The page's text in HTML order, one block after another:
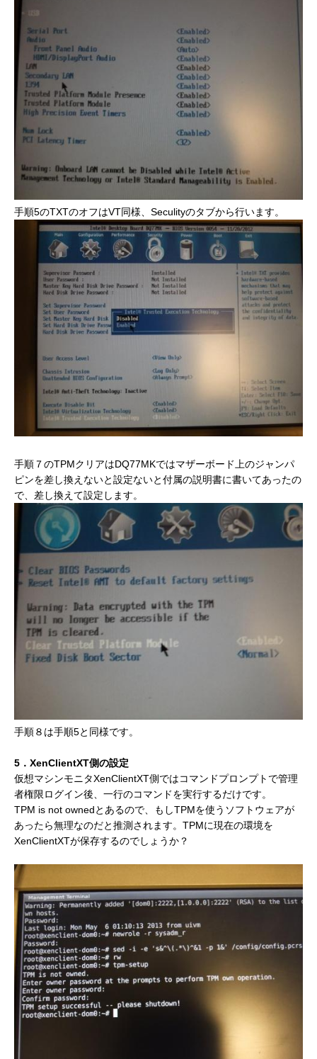
手順5のTXTのオフはVT同様、Seculityのタブから行います。
手順７のTPMクリアはDQ77MKではマザーボード上のジャンパ
ピンを差し換えないと設定ないと付属の説明書に書いてあったの
で、差し換えて設定します。
手順８は手順5と同様です。
5．XenClientXT側の設定
仮想マシンモニタXenClientXT側ではコマンドプロンプトで管理
者権限ログイン後、一行のコマンドを実行するだけです。
TPM is not ownedとあるので、もしTPMを使うソフトウェアが
あったら無理なのだと推測されます。TPMに現在の環境を
XenClientXTが保存するのでしょうか？